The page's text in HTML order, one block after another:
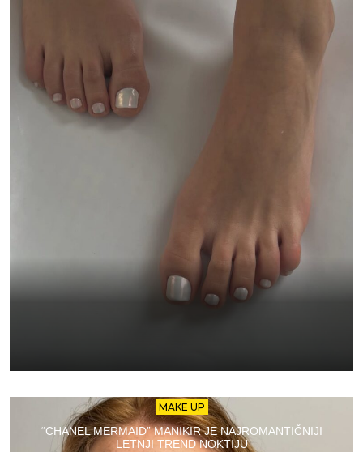
MAKE UP
“CHANEL MERMAID” MANIKIR JE NAJROMANTIČNIJI
LETNJI TREND NOKTIJU